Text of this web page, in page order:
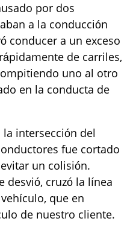
por dos
a la conducción
conducer a un exceso
de carriles,
uno al otro
en la conducta de
la intersección del
fue cortado
un colisión.
desvió, cruzó la línea
que en
de nuestro cliente.